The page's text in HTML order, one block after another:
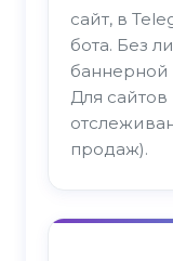
сайт, в
бота. Без
баннерной
Для
продаж).